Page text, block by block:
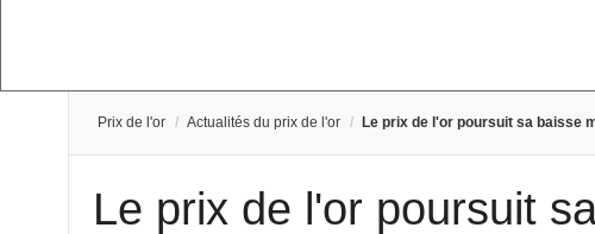
Prix de l'or / Actualités du prix de l'or / Le prix de l'or poursuit sa baisse
Le prix de l'or poursuit